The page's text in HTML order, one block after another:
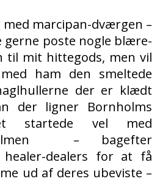
marcipan-dværgen –
gerne poste nogle blære-
til mit hittegods, men vil
ham den smeltede
der er klædt
der ligner Bornholms
startede vel med
– bagefter
dealers for at få
ud af deres ubeviste –